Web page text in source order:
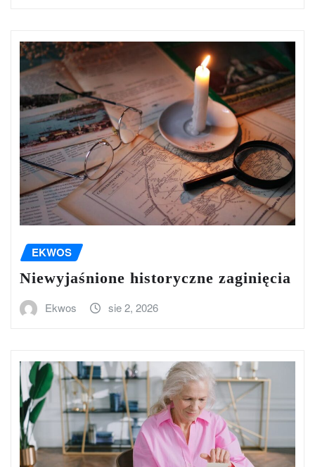
EKWOS
Niewyjaśnione historyczne zaginięcia
Ekwos sie 2, 2026